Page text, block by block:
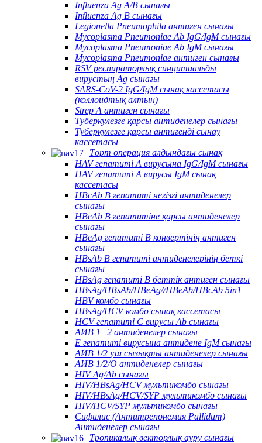
Influenza Ag A/B сынағы
Influenza Ag B сынағы
Legionella Pneumophila антиген сынағы
Mycoplasma Pneumoniae Ab IgG/IgM сынағы
Mycoplasma Pneumoniae Ab IgM сынағы
Mycoplasma Pneumoniae антиген сынағы
RSV респираторлық синцитиальды
вирустың Ag сынағы
SARS-CoV-2 IgG/IgM сынақ кассетасы
(коллоидтық алтын)
Strep A антиген сынағы
Туберкулезге қарсы антиденелер сынағы
Туберкулезге қарсы антигенді сынау
кассетасы
Төрт операция алдындағы сынақ
HAV гепатиті А вирусына IgG/IgM сынағы
HAV гепатиті А вирусы IgM сынақ
кассетасы
HBcAb В гепатиті негізгі антиденелер
сынағы
HBeAb В гепатитіне қарсы антиденелер
сынағы
HBeAg гепатиті В конвертінің антиген
сынағы
HBsAb В гепатиті антиденелерінің беткі
сынағы
HBsAg гепатиті В беттік антиген сынағы
HBsAg/HBsAb/HBeAg//HBeAb/HBcAb 5in1
HBV комбо сынағы
HBsAg/HCV комбо сынақ кассетасы
HCV гепатиті С вирусы Ab сынағы
АИВ 1+2 антиденелер сынағы
Е гепатиті вирусына антидене IgM сынағы
АИВ 1/2 үш сызықты антиденелер сынағы
АИВ 1/2/O антиденелер сынағы
HIV Ag/Ab сынағы
HIV/HBsAg/HCV мультикомбо сынағы
HIV/HBsAg/HCV/SYP мультикомбо сынағы
HIV/HCV/SYP мультикомбо сынағы
Сифилис (Антитрепонемия Pallidum)
Антиденелер сынағы
Тропикалық векторлық ауру сынағы